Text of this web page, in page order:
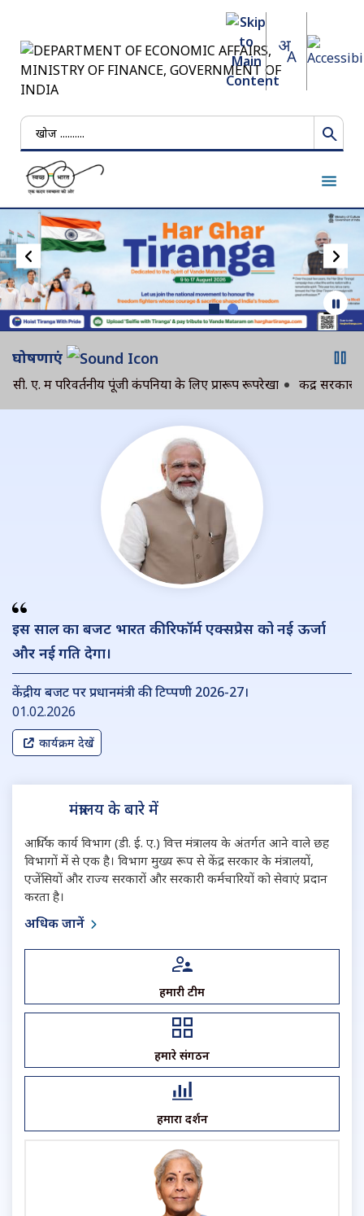
खोजें
घोषणाएं
में परिवर्तनीय पूंजी कंपनियों के लिए प्रारूप रूपरेखा केंद्र सरकार के
इस साल का बजट भारत की रिफॉर्म एक्सप्रेस को नई ऊर्जा
और नई गति देगा।
केंद्रीय बजट पर प्रधानमंत्री की टिप्पणी 2026-27।
01.02.2026
कार्यक्रम देखें
मंत्रालय के बारे में
आर्थिक कार्य विभाग (डी. ई. ए.) वित्त मंत्रालय के अंतर्गत आने वाले छह
विभागों में से एक है। विभाग मुख्य रूप से केंद्र सरकार के मंत्रालयों,
एजेंसियों और राज्य सरकारों और सरकारी कर्मचारियों को सेवाएं प्रदान
करता है।
अधिक जानें
हमारी टीम
हमारे संगठन
हमारा प्रदर्शन